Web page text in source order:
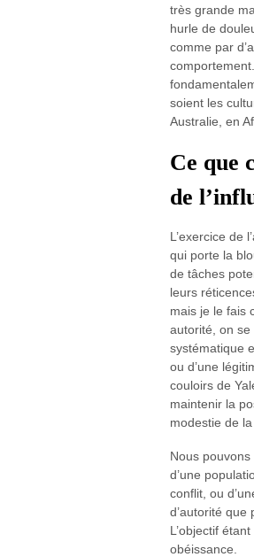
très grande
hurle de
comme par
soient les
Australie, en
Ce que
de
L’exercice de
qui porte la
de tâches
leurs
mais je le fais
autorité, on
systématique
ou d’une
couloirs de
maintenir la
modestie de
Nous
d’une
conflit, ou
d’autorité que
L’objectif
obéissance.